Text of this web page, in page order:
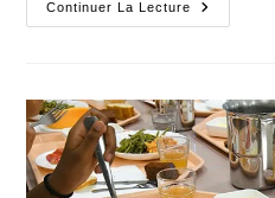
Continuer La Lecture
Durable
De
Violence